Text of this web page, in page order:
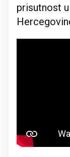
prisutnost